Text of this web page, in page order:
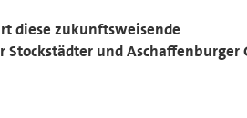
diese zukunftsweisende
Stockstädter und Aschaffenburger